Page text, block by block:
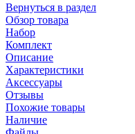
Вернуться в раздел
Обзор товара
Набор
Комплект
Описание
Характеристики
Аксессуары
Отзывы
Похожие товары
Наличие